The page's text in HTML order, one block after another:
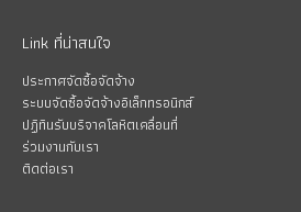
Link ที่น่าสนใจ
ประกาศจัดซื้อจัดจ้าง
ระบบจัดซื้อจัดจ้างอิเล็กทรอนิกส์
ปฏิทินรับบริจาคโลหิตเคลื่อนที่
ร่วมงานกับเรา
ติดต่อเรา